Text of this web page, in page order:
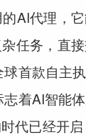
AI代理，
任务，直
球首款自主
志着AI智能
代已经开启